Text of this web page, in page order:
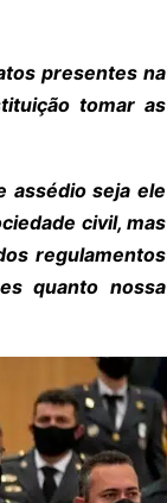
presentes na
tomar as
assédio seja ele
civil, mas
regulamentos
quanto nossa